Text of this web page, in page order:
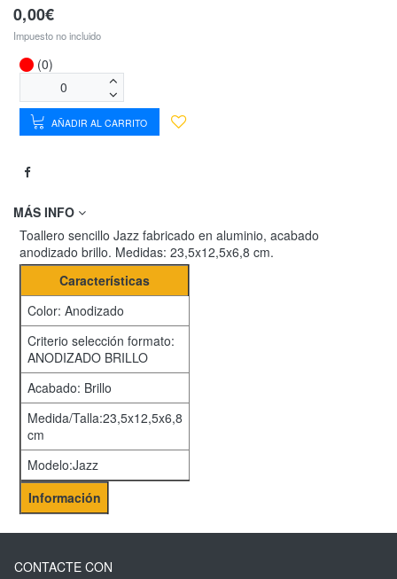
0,00€
Impuesto no incluido
(0)
AÑADIR AL CARRITO
MÁS INFO
Toallero sencillo Jazz fabricado en aluminio, acabado
anodizado brillo. Medidas: 23,5x12,5x6,8 cm.
Características
Color: Anodizado
Criterio selección formato:
ANODIZADO BRILLO
Acabado: Brillo
Medida/Talla:23,5x12,5x6,8
cm
Modelo:Jazz
Información
CONTACTE CON